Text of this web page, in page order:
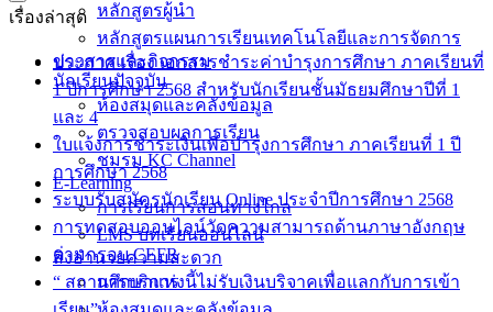
หลักสูตรผู้นำ
หลักสูตรแผนการเรียนเทคโนโลยีและการจัดการ
ข่าวสารและกิจกรรม
นักเรียนปัจจุบัน
ห้องสมุดและคลังข้อมูล
ตรวจสอบผลการเรียน
ชมรม KC Channel
E-Learning
การเรียนการสอนทางไกล
LMS บทเรียนออนไลน์
สิ่งอำนวยความสะดวก
การบริการ
เรื่องล่าสุด
ประกาศ เรื่อง เอกสารชำระค่าบำรุงการศึกษา ภาคเรียนที่
1 ปีการศึกษา 2568 สำหรับนักเรียนชั้นมัธยมศึกษาปีที่ 1
และ 4
ใบแจ้งการชำระเงินเพื่อบำรุงการศึกษา ภาคเรียนที่ 1 ปี
การศึกษา 2568
ระบบรับสมัครนักเรียน Online ประจำปีการศึกษา 2568
การทดสอบออนไลน์วัดความสามารถด้านภาษาอังกฤษ
ตามกรอบ CEFR
“ สถานศึกษาแห่งนี้ไม่รับเงินบริจาคเพื่อแลกกับการเข้า